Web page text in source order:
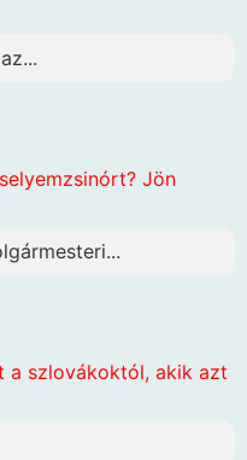
Jön
a szlovákoktól, akik azt